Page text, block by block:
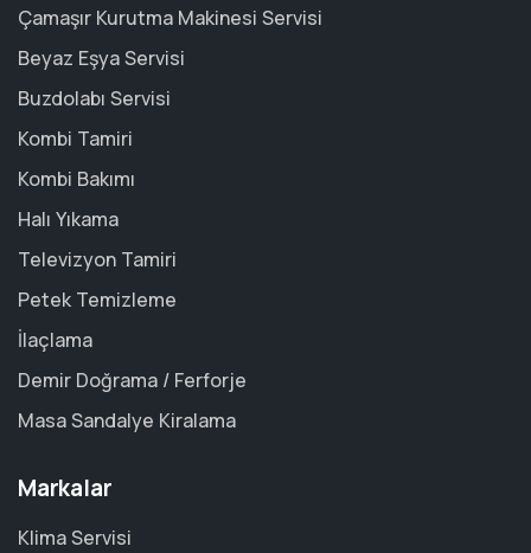
Çamaşır Kurutma Makinesi Servisi
Beyaz Eşya Servisi
Buzdolabı Servisi
Kombi Tamiri
Kombi Bakımı
Halı Yıkama
Televizyon Tamiri
Petek Temizleme
İlaçlama
Demir Doğrama / Ferforje
Masa Sandalye Kiralama
Markalar
Klima Servisi